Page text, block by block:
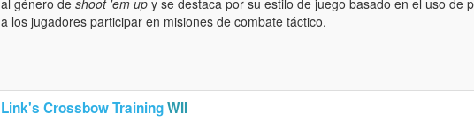
a los jugadores participar en misiones de combate táctico.
Link's Crossbow TrainingWII